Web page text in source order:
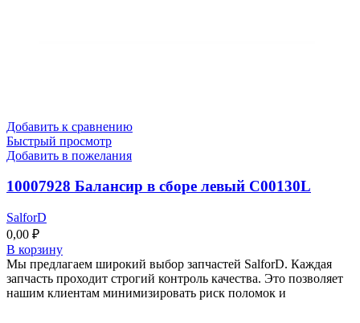
Добавить к сравнению
Быстрый просмотр
Добавить в пожелания
10007928 Балансир в сборе левый C00130L
SalforD
0,00 ₽
В корзину
Мы предлагаем широкий выбор запчастей SalforD. Каждая
запчасть проходит строгий контроль качества. Это позволяет
нашим клиентам минимизировать риск поломок и